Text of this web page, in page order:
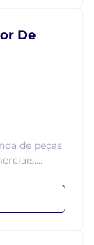
De
de peças